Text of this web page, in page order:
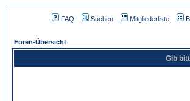
FAQ Suchen Mitgliederliste
Foren-Übersicht
Gib